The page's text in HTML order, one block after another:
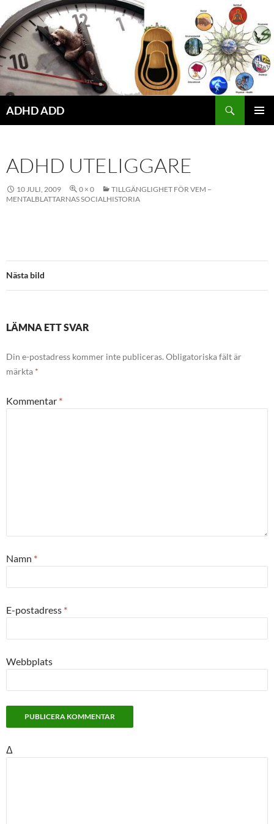
Hoppa
till
innehåll
ADHD ADD
ADHD UTELIGGARE
10 JULI, 2009 0 × 0
TILLGÄNGLIGHET FÖR VEM –
MENTALBLATTARNAS SOCIALHISTORIA
Nästa bild
LÄMNA ETT SVAR
Din e-postadress kommer inte publiceras. Obligatoriska fält är
märkta *
Kommentar *
Namn *
E-postadress *
Webbplats
Δ